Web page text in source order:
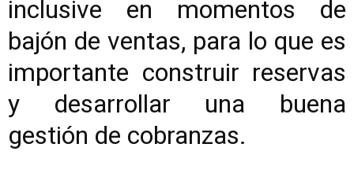
inclusive en momentos de
bajón de ventas, para lo que es
importante construir reservas
y desarrollar una buena
gestión de cobranzas.